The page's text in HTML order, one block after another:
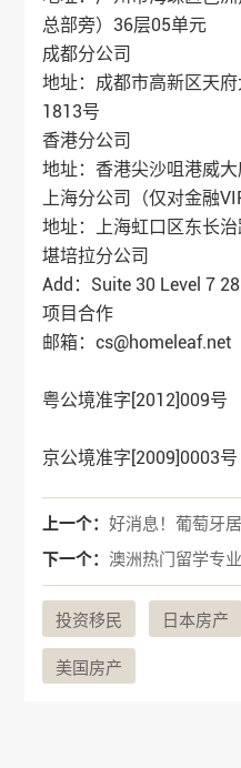
总部旁）36层05单元
成都分公司
地址：成都市高新区天
1813号
香港分公司
地址：香港尖沙咀港威
上海分公司（仅对金融
地址：上海虹口区东长
堪培拉分公司
Add：Suite 30 Level 7
项目合作
邮箱：cs@homeleaf.net
粤公境准字[2012]009
京公境准字
上一个：
下一个：
投资移民 日本房产
美国房产